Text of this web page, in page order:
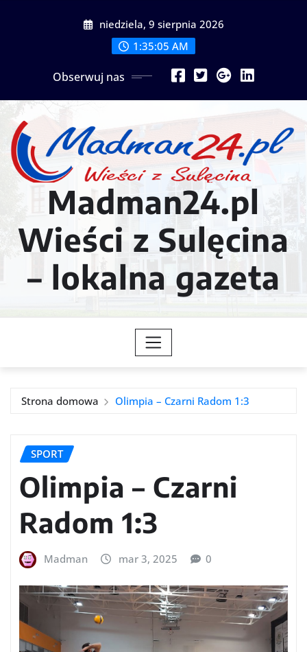
niedziela, 9 sierpnia 2026
1:35:07 AM
Obserwuj nas
Madman24.pl
Wieści z Sulęcina
– lokalna gazeta
Strona domowa Olimpia – Czarni Radom 1:3
SPORT
Olimpia – Czarni
Radom 1:3
Madman mar 3, 2025 0